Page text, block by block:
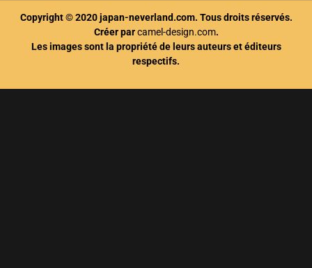
Copyright © 2020 japan-neverland.com. Tous droits réservés.
Créer parcamel-design.com.
Les images sont la propriété de leurs auteurs et éditeurs
respectifs.